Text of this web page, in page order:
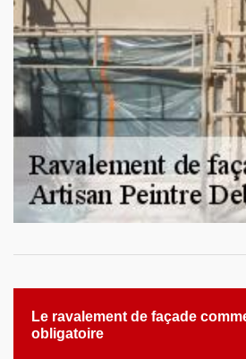
Le ravalement de façade
obligatoire